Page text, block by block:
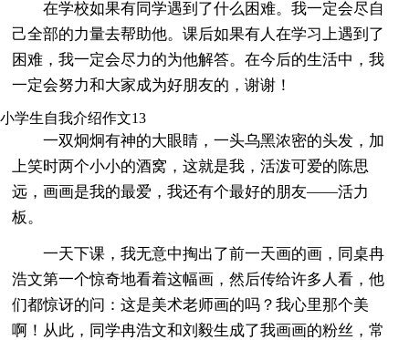
在学校如果有同学遇到了什么困难。我一定会尽自
己全部的力量去帮助他。课后如果有人在学习上遇到了
困难，我一定会尽力的为他解答。在今后的生活中，我
一定会努力和大家成为好朋友的，谢谢！
小学生自我介绍作文13
一双炯炯有神的大眼睛，一头乌黑浓密的头发，加
上笑时两个小小的酒窝，这就是我，活泼可爱的陈思
远，画画是我的最爱，我还有个最好的朋友——活力
板。
一天下课，我无意中掏出了前一天画的画，同桌冉
浩文第一个惊奇地看着这幅画，然后传给许多人看，他
们都惊讶的问：这是美术老师画的吗？我心里那个美
啊！从此，同学冉浩文和刘毅生成了我画画的粉丝，常